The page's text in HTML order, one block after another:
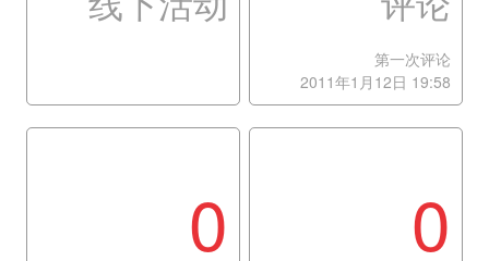
第一次评论
2011年1月12日 19:58
0 0